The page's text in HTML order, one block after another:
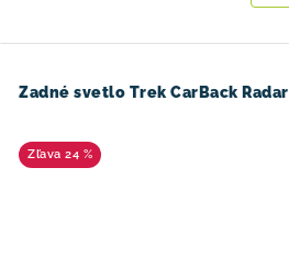
Zadné svetlo Trek CarBack Radar
24 %